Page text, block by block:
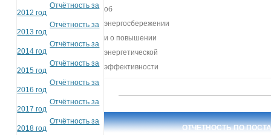
Отчётность за
2012 год
Отчётность за
2013 год
Отчётность за
2014 год
Отчётность за
2015 год
Отчётность за
2016 год
Отчётность за
2017 год
Отчётность за
2018 год
об
энергосбережении
и о повышении
энергетической
эффективности
ОТЧЕТНОСТЬ ПО